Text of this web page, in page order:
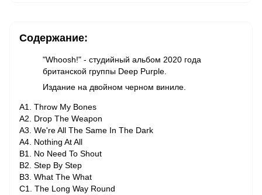
Содержание:
"Whoosh!" - студийный альбом 2020 года
британской группы Deep Purple.
Издание на двойном черном виниле.
A1. Throw My Bones
A2. Drop The Weapon
A3. We're All The Same In The Dark
A4. Nothing At All
B1. No Need To Shout
B2. Step By Step
B3. What The What
C1. The Long Way Round